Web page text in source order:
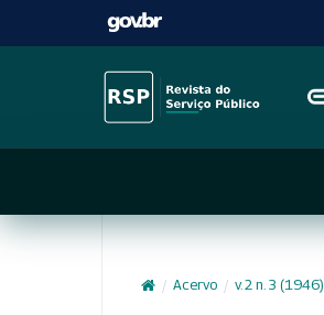
/ Acervo / v. 2 n. 3 (1946)